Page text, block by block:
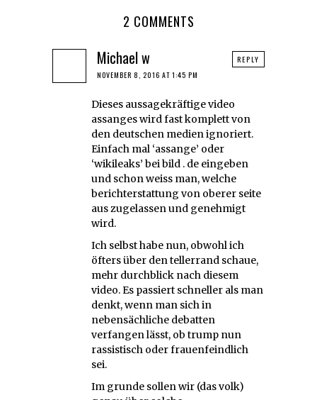
2 COMMENTS
Michael w
NOVEMBER 8, 2016 AT 1:45 PM
Dieses aussagekräftige video
assanges wird fast komplett von
den deutschen medien ignoriert.
Einfach mal ‘assange’ oder
‘wikileaks’ bei bild . de eingeben
und schon weiss man, welche
berichterstattung von oberer seite
aus zugelassen und genehmigt
wird.
Ich selbst habe nun, obwohl ich
öfters über den tellerrand schaue,
mehr durchblick nach diesem
video. Es passiert schneller als man
denkt, wenn man sich in
nebensächliche debatten
verfangen lässt, ob trump nun
rassistisch oder frauenfeindlich
sei.
Im grunde sollen wir (das volk)
REPLY